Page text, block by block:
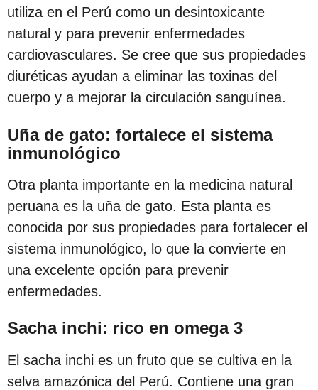
utiliza en el Perú como un desintoxicante
natural y para prevenir enfermedades
cardiovasculares. Se cree que sus propiedades
diuréticas ayudan a eliminar las toxinas del
cuerpo y a mejorar la circulación sanguínea.
Uña de gato: fortalece el sistema
inmunológico
Otra planta importante en la medicina natural
peruana es la uña de gato. Esta planta es
conocida por sus propiedades para fortalecer el
sistema inmunológico, lo que la convierte en
una excelente opción para prevenir
enfermedades.
Sacha inchi: rico en omega 3
El sacha inchi es un fruto que se cultiva en la
selva amazónica del Perú. Contiene una gran